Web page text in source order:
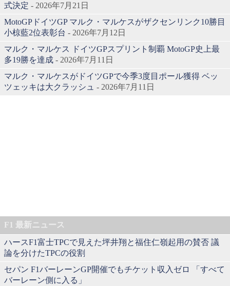
式決定 - 2026年7月21日
MotoGPドイツGP マルク・マルケスがザクセンリンク10勝目
小椋藍2位表彰台 - 2026年7月12日
マルク・マルケス ドイツGPスプリント制覇 MotoGP史上最
多19勝を達成 - 2026年7月11日
マルク・マルケスがドイツGPで今季3度目ポール獲得 ベッ
ツェッキは大クラッシュ - 2026年7月11日
F1 最新ニュース
ハースF1富士TPCで見えた坪井翔と福住仁嶺起用の賛否 議
論を分けたTPCの役割
セパン F1バーレーンGP開催でもチケット収入ゼロ 「すべて
バーレーン側に入る」